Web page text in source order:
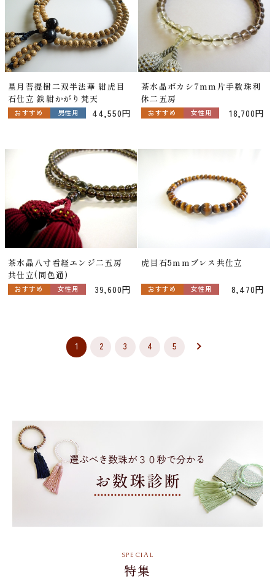
星月菩提樹二双半法華 紺虎目
石仕立 鉄紺かがり梵天
44,550円
おすすめ 男性用
茶水晶ボカシ7mm片手数珠利
休二五房
18,700円
おすすめ 女性用
茶水晶八寸看経エンジ二五房
共仕立(同色通)
39,600円
おすすめ 女性用
虎目石5mmブレス共仕立
8,470円
おすすめ 女性用
1 2 3 4 5
特集